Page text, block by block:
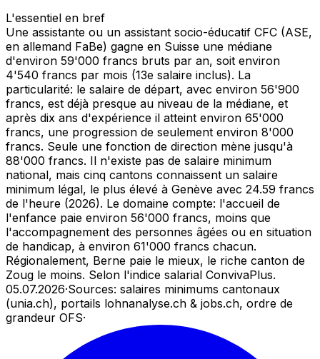
L'essentiel en bref
Une assistante ou un assistant socio-éducatif CFC (ASE,
en allemand FaBe) gagne en Suisse une médiane
d'environ 59'000 francs bruts par an, soit environ
4'540 francs par mois (13e salaire inclus). La
particularité: le salaire de départ, avec environ 56'900
francs, est déjà presque au niveau de la médiane, et
après dix ans d'expérience il atteint environ 65'000
francs, une progression de seulement environ 8'000
francs. Seule une fonction de direction mène jusqu'à
88'000 francs. Il n'existe pas de salaire minimum
national, mais cinq cantons connaissent un salaire
minimum légal, le plus élevé à Genève avec 24.59 francs
de l'heure (2026). Le domaine compte: l'accueil de
l'enfance paie environ 56'000 francs, moins que
l'accompagnement des personnes âgées ou en situation
de handicap, à environ 61'000 francs chacun.
Régionalement, Berne paie le mieux, le riche canton de
Zoug le moins. Selon l'indice salarial ConvivaPlus.
05.07.2026·Sources: salaires minimums cantonaux
(unia.ch), portails lohnanalyse.ch & jobs.ch, ordre de
grandeur OFS·